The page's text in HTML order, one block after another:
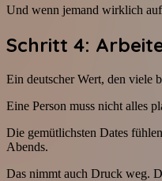
Und wenn jemand wirklich
Schritt 4:
Ein deutscher Wert, den viele
Eine Person muss nicht alles
Die gemütlichsten Dates
Abends.
Das nimmt auch Druck weg.